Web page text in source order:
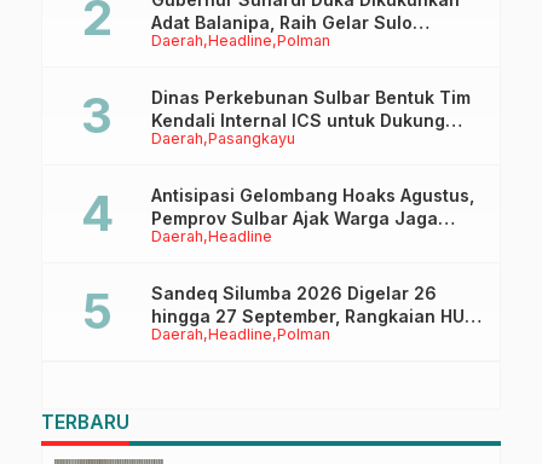
Daerah Headline Polman
Adat Balanipa, Raih Gelar Sulo
Tappidena
Daerah Pasangkayu
Dinas Perkebunan Sulbar Bentuk Tim
Kendali Internal ICS untuk Dukung
Sertifikasi ISPO Pekebun di
Daerah Headline
Antisipasi Gelombang Hoaks Agustus,
Pemprov Sulbar Ajak Warga Jaga
Ruang Digital
Daerah Headline Polman
Sandeq Silumba 2026 Digelar 26
hingga 27 September, Rangkaian HUT
Sulbar
TERBARU